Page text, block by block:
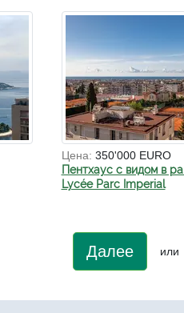
Цена: 350'000 EURO
Пентхаус с видом в
Lycée Parc Imperial
Далее или